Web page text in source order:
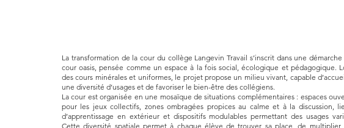
La transformation de la cour du collège Langevin Travail s’inscrit dans une démarche
cour oasis, pensée comme un espace à la fois social, écologique et pédagogique.
des cours minérales et uniformes, le projet propose un milieu vivant, capable
une diversité d’usages et de favoriser le bien-être des collégiens.
La cour est organisée en une mosaïque de situations complémentaires : espaces
pour les jeux collectifs, zones ombragées propices au calme et à la discussion,
d’apprentissage en extérieur et dispositifs modulables permettant des usages
Cette diversité spatiale permet à chaque élève de trouver sa place, de multiplier